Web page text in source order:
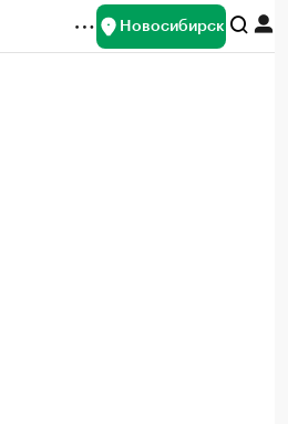
Новосибирск